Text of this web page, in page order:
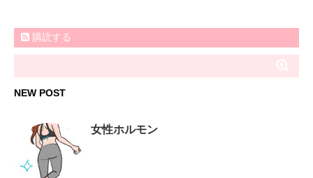
購読する
NEW POST
女性ホルモン